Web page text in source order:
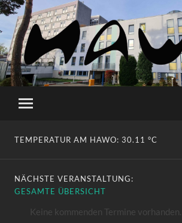
HaWo
Mobile-
TEMPERATUR AM HAWO: 30.11 °C
NÄCHSTE VERANSTALTUNG:
GESAMTE ÜBERSICHT
Keine kommenden Termine vorhanden.